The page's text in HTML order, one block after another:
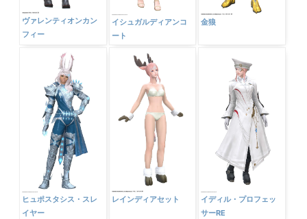
ヴァレンティオンカン
フィー
イシュガルディアンコ
ート
金狼
ヒュポスタシス・スレ
イヤー
レインディアセット
イディル・プロフェッ
サーRE